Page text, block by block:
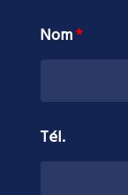
Nom*
Tél.